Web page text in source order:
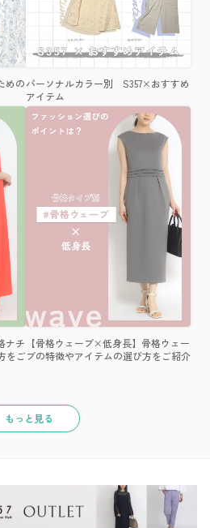
めのパーソナルカラー別 S357×おすすめ
アイテム
ナチ
をご
【骨格ウェーブ×低身長】骨格ウェー
ブの特徴やアイテムの選び方をご紹介
もっと見る